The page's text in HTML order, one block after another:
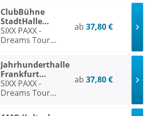
ClubBühne
StadtHalle
Rostock
SIXX PAXX -
Dreams Tour
ab 37,80 €
Jahrhunderthalle
Frankfurt
Frankfurt am
Main
SIXX PAXX -
Dreams Tour
ab 37,80 €